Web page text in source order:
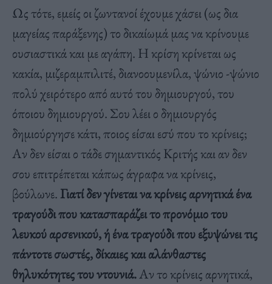
Ως τότε, εμείς οι ζωντανοί έχουμε χάσει (ως δια
μαγείας παράξενης) το δικαίωμά μας να κρίνουμε
ουσιαστικά και με αγάπη. Η κρίση κρίνεται ως
κακία, μιζεραμπιλιτέ, διανοουμενίλα, ψώνιο -ψώνιο
πολύ χειρότερο από αυτό του δημιουργού, του
όποιου δημιουργού. Σου λέει ο δημιουργός
δημιούργησε κάτι, ποιος είσαι εσύ που το κρίνεις;
Αν δεν είσαι ο τάδε σημαντικός Κριτής και αν δεν
σου επιτρέπεται κάπως άγραφα να κρίνεις,
βούλωνε.Γιατί δεν γίνεται να κρίνεις αρνητικά ένα
τραγούδι που κατασπαράζει το προνόμιο του
λευκού αρσενικού, ή ένα τραγούδι που εξυψώνει τις
πάντοτε σωστές, δίκαιες και αλάνθαστες
θηλυκότητες του ντουνιά.Αν το κρίνεις αρνητικά,